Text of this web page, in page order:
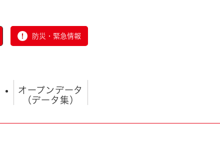
防災・緊急情報
オープンデータ
（データ集）